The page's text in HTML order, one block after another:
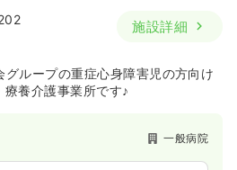
施設詳細
ループの重症心身障害児の方向け
養介護事業所です♪
一般病院